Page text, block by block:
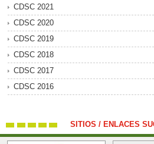
CDSC 2021
CDSC 2020
CDSC 2019
CDSC 2018
CDSC 2017
CDSC 2016
SITIOS / ENLACES